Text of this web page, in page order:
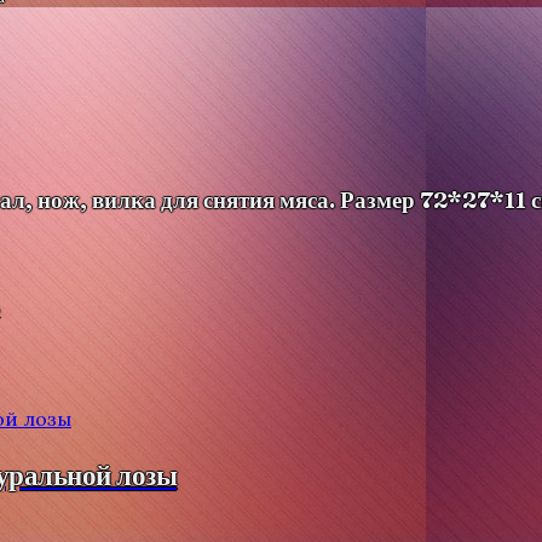
нож, вилка для снятия мяса. Размер 72*27*11
лозы